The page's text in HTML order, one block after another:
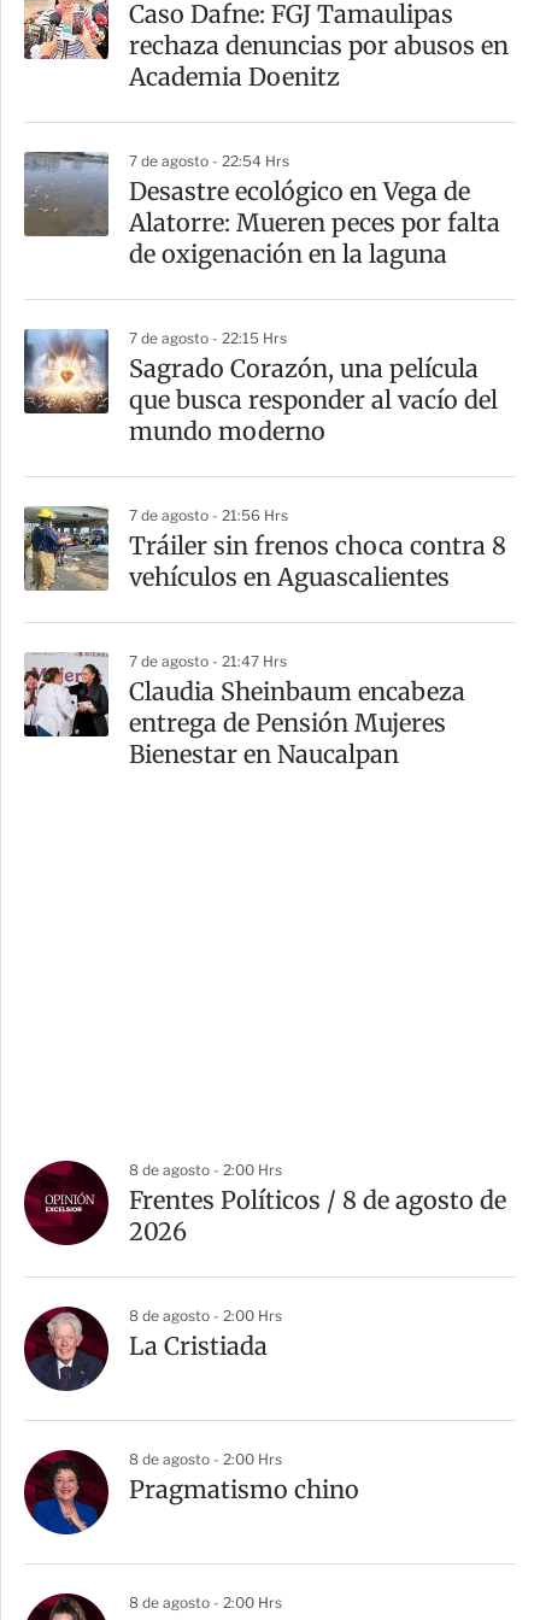
r
t
Caso Dafne: FGJ Tamaulipas
rechaza denuncias por abusos en
Academia Doenitz
7 de agosto - 22:54 Hrs
Desastre ecológico en Vega de
Alatorre: Mueren peces por falta
de oxigenación en la laguna
7 de agosto - 22:15 Hrs
Sagrado Corazón, una película
que busca responder al vacío del
mundo moderno
7 de agosto - 21:56 Hrs
Tráiler sin frenos choca contra 8
vehículos en Aguascalientes
7 de agosto - 21:47 Hrs
Claudia Sheinbaum encabeza
entrega de Pensión Mujeres
Bienestar en Naucalpan
8 de agosto - 2:00 Hrs
Frentes Políticos / 8 de agosto de
2026
8 de agosto - 2:00 Hrs
La Cristiada
8 de agosto - 2:00 Hrs
Pragmatismo chino
8 de agosto - 2:00 Hrs